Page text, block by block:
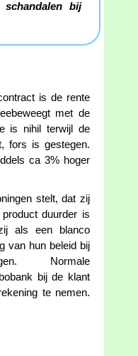
bij
is de rente
met de
is nihil terwijl de
fors is gestegen.
ca 3% hoger
stelt, dat zij
duurder is
als een blanco
van hun beleid bij
Normale
bij de klant
te nemen.